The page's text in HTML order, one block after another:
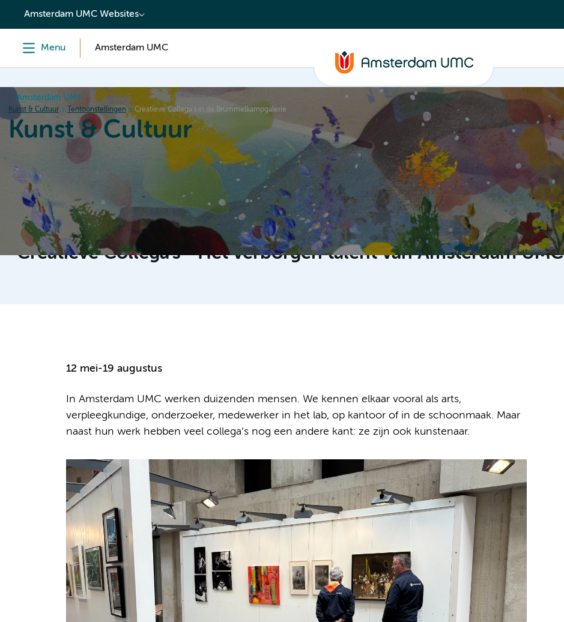
content
Amsterdam UMC Websites
Menu Amsterdam UMC
Amsterdam UMC
Kunst & Cultuur Tentoonstellingen Creatieve Collega's in de Brummelkampgalerie
Kunst & Cultuur
Home Collectie Tentoonstellingen Overige informatie
Creatieve Collega's - Het verborgen talent van Amsterdam UMC
12 mei-19 augustus
In Amsterdam UMC werken duizenden mensen. We kennen elkaar vooral als arts,
verpleegkundige, onderzoeker, medewerker in het lab, op kantoor of in de schoonmaak. Maar
naast hun werk hebben veel collega’s nog een andere kant: ze zijn ook kunstenaar.